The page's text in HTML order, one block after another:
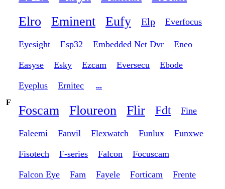
Elro
Eminent Eufy Elp Everfocus
Eyesight Esp32 Embedded Net Dvr Eneo
Easyse Esky Ezcam Eversecu Ebode
Eyeplus Ernitec
...
F
Foscam Floureon Flir Fdt Fine
Faleemi Fanvil Flexwatch Funlux Funxwe
Fisotech F-series Falcon Focuscam
Falcon Eye Fam Fayele Forticam Frente